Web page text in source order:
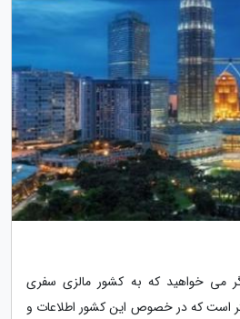
می خواهید که به کشور مالزی سفری
است که در خصوص این کشور اطلاعات و